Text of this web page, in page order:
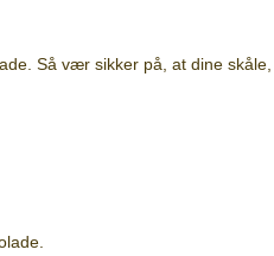
Så vær sikker på, at dine